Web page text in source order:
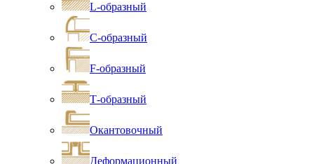
L-образный
С-образный
F-образный
Т-образный
Окантовочный
Деформационный